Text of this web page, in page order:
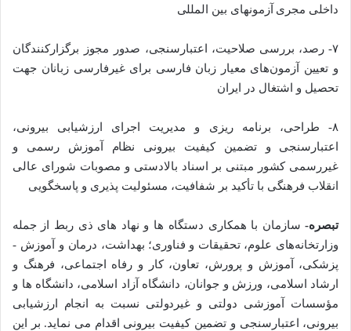
داخلی مجری آزمون­های بین­ المللی
۷- رصد، بررسی صلاحیت، اعتبارسنجی، صدور مجوز برگزارکنندگان
و تعیین آزمون­‌های معیار زبان فارسی برای غیرفارسی زبانان جهت
تحصیل و اشتغال در ایران
۸- طراحی، برنامه ­ریزی و مدیریت اجرای ارزشیابی بیرونی،
اعتبارسنجی و تضمین­ کیفیت بیرونی نظام آموزش رسمی ­و
غیررسمی کشور مبتنی بر اسناد بالادستی و مصوبات شورای ­عالی
انقلاب فرهنگی با تأکید بر شفافیت، مسئولیت ­پذیری و پاسخگویی
تبصره-سازمان با همکاری دستگاه­‌ ها و نهاد‌ های ذی ­ربط از جمله
وزارتخانه­‌های علوم، تحقیقات و فناوری؛ بهداشت، درمان و آموزش ­
پزشکی، آموزش و پرورش، تعاون، کار­ و رفاه­ اجتماعی، فرهنگ و
ارشاد اسلامی، ورزش و جوانان، دانشگاه آزاد اسلامی، دانشگاه ­ها و
مؤسسات آموزشی دولتی و غیردولتی نسبت ­به انجام ارزشیابی
بیرونی، اعتبارسنجی و تضمین ­کیفیت بیرونی اقدام می­‌ نماید. بر این